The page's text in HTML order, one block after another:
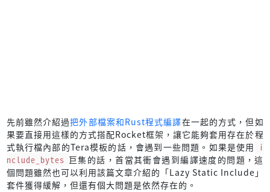
先前雖然介紹過把外部檔案和Rust程式編譯在一起的方式，但如
果要直接用這樣的方式搭配Rocket框架，讓它能夠套用存在於程
式執行檔內部的Tera模板的話，會遇到一些問題。如果是使用 i
nclude_bytes 巨集的話，首當其衝會遇到編譯速度的問題，這
個問題雖然也可以利用該篇文章介紹的「Lazy Static Include」
套件獲得緩解，但還有個大問題是依然存在的。